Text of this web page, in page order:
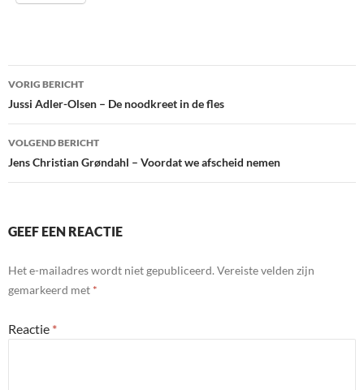
Bericht
navigatie
VORIG BERICHT
Jussi Adler-Olsen – De noodkreet in de fles
VOLGEND BERICHT
Jens Christian Grøndahl – Voordat we afscheid nemen
GEEF EEN REACTIE
Het e-mailadres wordt niet gepubliceerd. Vereiste velden zijn
gemarkeerd met *
Reactie *